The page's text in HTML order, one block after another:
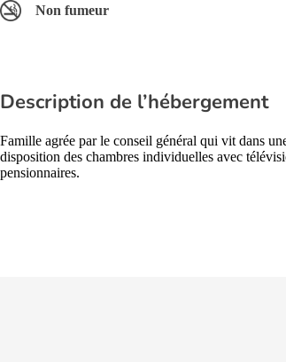
Non fumeur
Description de l’hébergement
Famille agrée par le conseil général qui vit dans
disposition des chambres individuelles avec
pensionnaires.